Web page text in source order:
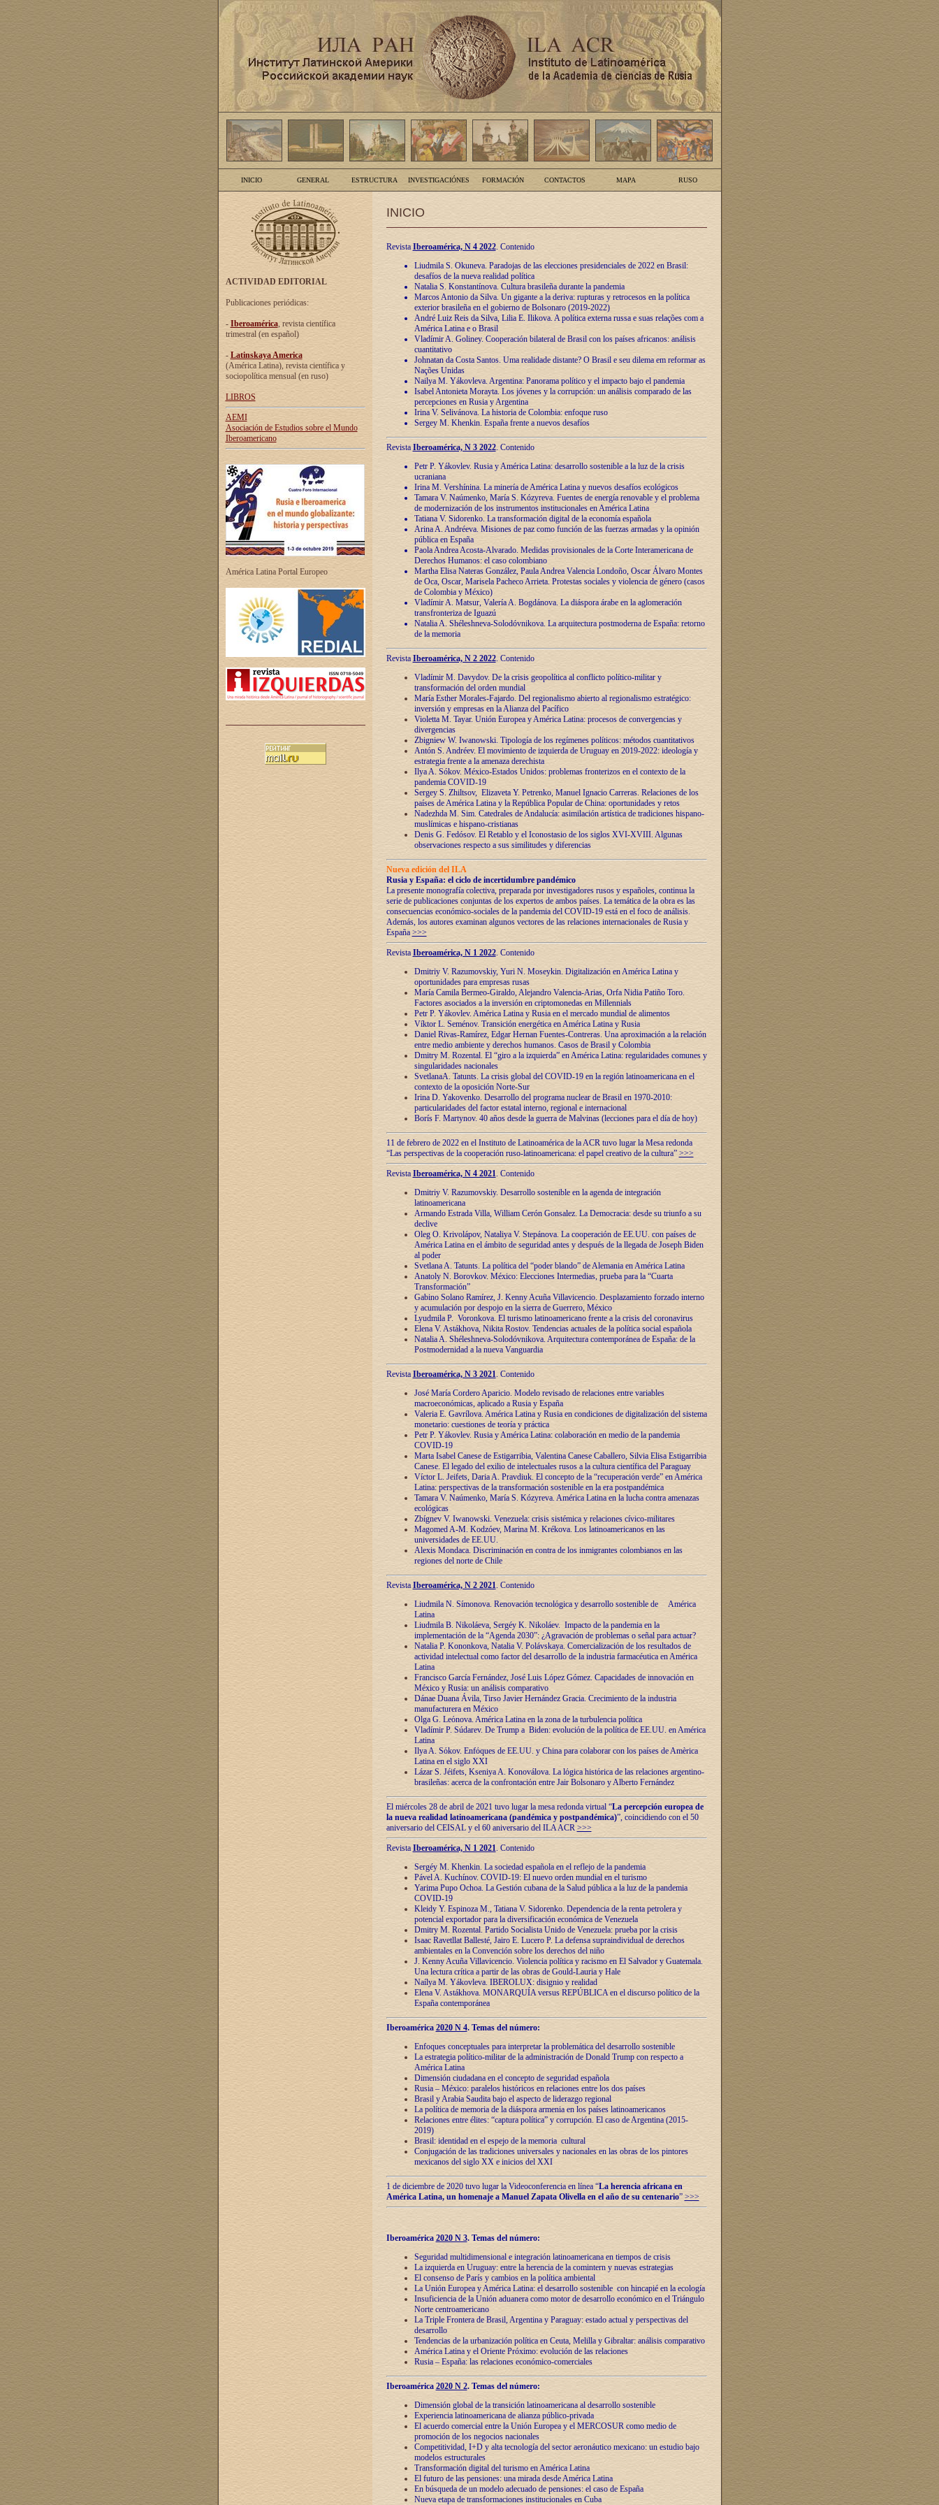
INICIO GENERAL ESTRUCTURA INVESTIGACIÓNES FORMACIÓN CONTACTOS MAPA RUSO
ACTIVIDAD EDITORIAL
Publicaciones periódicas:
- Iberoamérica, revista científica
trimestral (en español)
- Latinskaya America
(América Latina), revista científica y
sociopolítica mensual (en ruso)
LIBROS
AEMI
Asociación de Estudios sobre el Mundo
Iberoamericano
América Latina Portal Europeo
INICIO
Revista Iberoamérica, N 4 2022. Contenido
Liudmila S. Okuneva. Paradojas de las elecciones presidenciales de 2022 en Brasil:
desafíos de la nueva realidad política
Natalia S. Konstantínova. Cultura brasileña durante la pandemia
Marcos Antonio da Silva. Un gigante a la deriva: rupturas y retrocesos en la política
exterior brasileña en el gobierno de Bolsonaro (2019-2022)
André Luiz Reis da Silva, Lilia E. Ilikova. A política externa russa e suas relações com a
América Latina e o Brasil
Vladímir A. Goliney. Cooperación bilateral de Brasil con los países africanos: análisis
cuantitativo
Johnatan da Costa Santos. Uma realidade distante? O Brasil e seu dilema em reformar as
Nações Unidas
Nailya M. Yákovleva. Argentina: Panorama político y el impacto bajo el pandemia
Isabel Antonieta Morayta. Los jóvenes y la corrupción: un análisis comparado de las
percepciones en Rusia y Argentina
Irina V. Selivánova. La historia de Colombia: enfoque ruso
Sergey M. Khenkin. España frente a nuevos desafíos
Revista Iberoamérica, N 3 2022. Contenido
Petr P. Yákovlev. Rusia y América Latina: desarrollo sostenible a la luz de la crisis
ucraniana
Irina M. Vershínina. La minería de América Latina y nuevos desafíos ecológicos
Tamara V. Naúmenko, María S. Kózyreva. Fuentes de energía renovable y el problema
de modernización de los instrumentos institucionales en América Latina
Tatiana V. Sidorenko. La transformación digital de la economía española
Arina A. Andréeva. Misiones de paz como función de las fuerzas armadas y la opinión
pública en España
Paola Andrea Acosta-Alvarado. Medidas provisionales de la Corte Interamericana de
Derechos Humanos: el caso colombiano
Martha Elisa Nateras González, Paula Andrea Valencia Londoño, Oscar Álvaro Montes
de Oca, Oscar, Marisela Pacheco Arrieta. Protestas sociales y violencia de género (casos
de Colombia y México)
Vladímir A. Matsur, Valería A. Bogdánova. La diáspora árabe en la aglomeración
transfronteriza de Iguazú
Natalia A. Shéleshneva-Solodóvnikova. La arquitectura postmoderna de España: retorno
de la memoria
Revista Iberoamérica, N 2 2022. Contenido
Vladímir M. Davydov. De la crisis geopolítica al conflicto político-militar y
transformación del orden mundial
María Esther Morales-Fajardo. Del regionalismo abierto al regionalismo estratégico:
inversión y empresas en la Alianza del Pacífico
Violetta M. Tayar. Unión Europea y América Latina: procesos de convergencias y
divergencias
Zbigniew W. Iwanowski. Tipología de los regímenes políticos: métodos cuantitativos
Antón S. Andréev. El movimiento de izquierda de Uruguay en 2019-2022: ideología y
estrategia frente a la amenaza derechista
Ilya A. Sókov. México-Estados Unidos: problemas fronterizos en el contexto de la
pandemia COVID-19
Sergey S. Zhiltsov, Elizaveta Y. Petrenko, Manuel Ignacio Carreras. Relaciones de los
países de América Latina y la República Popular de China: oportunidades y retos
Nadezhda M. Sim. Catedrales de Andalucía: asimilación artística de tradiciones hispano-
muslímicas e hispano-cristianas
Denis G. Fedósov. El Retablo y el Iconostasio de los siglos XVI-XVIII. Algunas
observaciones respecto a sus similitudes y diferencias
Nueva edición del ILA
Rusia y España: el ciclo de incertidumbre pandémico
La presente monografía colectiva, preparada por investigadores rusos y españoles, continua la
serie de publicaciones conjuntas de los expertos de ambos países. La temática de la obra es las
consecuencias económico-sociales de la pandemia del COVID-19 está en el foco de análisis.
Además, los autores examinan algunos vectores de las relaciones internacionales de Rusia y
España >>>
Revista Iberoamérica, N 1 2022. Contenido
Dmitriy V. Razumovskiy, Yuri N. Moseykin. Digitalización en América Latina y
oportunidades para empresas rusas
María Camila Bermeo-Giraldo, Alejandro Valencia-Arias, Orfa Nidia Patiño Toro.
Factores asociados a la inversión en criptomonedas en Millennials
Petr P. Yákovlev. América Latina y Rusia en el mercado mundial de alimentos
Víktor L. Seménov. Transición energética en América Latina y Rusia
Daniel Rivas-Ramírez, Edgar Hernan Fuentes-Contreras. Una aproximación a la relación
entre medio ambiente y derechos humanos. Casos de Brasil y Colombia
Dmitry M. Rozental. El “giro a la izquierda” en América Latina: regularidades comunes y
singularidades nacionales
SvetlanaA. Tatunts. La crisis global del COVID-19 en la región latinoamericana en el
contexto de la oposición Norte-Sur
Irina D. Yakovenko. Desarrollo del programa nuclear de Brasil en 1970-2010:
particularidades del factor estatal interno, regional e internacional
Borís F. Martynov. 40 años desde la guerra de Malvinas (lecciones para el día de hoy)
11 de febrero de 2022 en el Instituto de Latinoamérica de la ACR tuvo lugar la Mesa redonda
“Las perspectivas de la cooperación ruso-latinoamericana: el papel creativo de la cultura” >>>
Revista Iberoamérica, N 4 2021. Contenido
Dmitriy V. Razumovskiy. Desarrollo sostenible en la agenda de integración
latinoamericana
Armando Estrada Villa, William Cerón Gonsalez. La Democracia: desde su triunfo a su
declive
Oleg O. Krivolápov, Nataliya V. Stepánova. La cooperación de EE.UU. con países de
América Latina en el ámbito de seguridad antes y después de la llegada de Joseph Biden
al poder
Svetlana A. Tatunts. La política del “poder blando” de Alemania en América Latina
Anatoly N. Borovkov. México: Elecciones Intermedias, prueba para la “Cuarta
Transformación”
Gabino Solano Ramírez, J. Kenny Acuña Villavicencio. Desplazamiento forzado interno
y acumulación por despojo en la sierra de Guerrero, México
Lyudmila P. Voronkova. El turismo latinoamericano frente a la crisis del coronavirus
Elena V. Astákhova, Nikita Rostov. Tendencias actuales de la política social española
Natalia A. Shéleshneva-Solodóvnikova. Arquitectura contemporánea de España: de la
Postmodernidad a la nueva Vanguardia
Revista Iberoamérica, N 3 2021. Contenido
José María Cordero Aparicio. Modelo revisado de relaciones entre variables
macroeconómicas, aplicado a Rusia y España
Valeria E. Gavrílova. América Latina y Rusia en condiciones de digitalización del sistema
monetario: cuestiones de teoría y práctica
Petr P. Yákovlev. Rusia y América Latina: colaboración en medio de la pandemia
COVID-19
Marta Isabel Canese de Estigarribia, Valentina Canese Caballero, Silvia Elisa Estigarribia
Canese. El legado del exilio de intelectuales rusos a la cultura científica del Paraguay
Víctor L. Jeifets, Daria A. Pravdiuk. El concepto de la “recuperación verde” en América
Latina: perspectivas de la transformación sostenible en la era postpandémica
Tamara V. Naúmenko, María S. Kózyreva. América Latina en la lucha contra amenazas
ecológicas
Zbígnev V. Iwanowski. Venezuela: crisis sistémica y relaciones cívico-militares
Magomed A-M. Kodzóev, Marina M. Krékova. Los latinoamericanos en las
universidades de EE.UU.
Alexis Mondaca. Discriminación en contra de los inmigrantes colombianos en las
regiones del norte de Chile
RevistaIberoamérica, N 2 2021. Contenido
Liudmila N. Símonova. Renovaciόn tecnolόgica y desarrollo sostenible de América
Latina
Liudmila B. Nikoláeva, Sergéy K. Nikoláev. Impacto de la pandemia en la
implementaciόn de la “Agenda 2030”: ¿Agravaciόn de problemas o señal para actuar?
Natalia P. Kononkova, Natalia V. Polávskaya. Comercializaciόn de los resultados de
actividad intelectual como factor del desarrollo de la industria farmacéutica en América
Latina
Francisco García Fernández, José Luis López Gómez. Capacidades de innovaciόn en
México y Rusia: un análisis comparativo
Dánae Duana Ávila, Tirso Javier Hernández Gracia. Crecimiento de la industria
manufacturera en México
Olga G. Leόnova. América Latina en la zona de la turbulencia política
Vladímir P. Súdarev. De Trump a Biden: evoluciόn de la política de EE.UU. en América
Latina
Ilya A. Sόkov. Enfόques de EE.UU. y China para colaborar con los países de Amèrica
Latina en el siglo XXI
Lázar S. Jéifets, Kseniya A. Konoválova. La lόgica histόrica de las relaciones argentino-
brasileñas: acerca de la confrontaciόn entre Jair Bolsonaro y Alberto Fernández
El miércoles 28 de abril de 2021 tuvo lugar la mesa redonda virtual “La percepción europea de
la nueva realidad latinoamericana (pandémica y postpandémica)”, coincidiendo con el 50
aniversario del CEISAL y el 60 aniversario del ILA ACR >>>
Revista Iberoamérica, N 1 2021. Contenido
Sergéy M. Khenkin. La sociedad española en el reflejo de la pandemia
Pável A. Kuchínov. COVID-19: El nuevo orden mundial en el turismo
Yarima Pupo Ochoa. La Gestión cubana de la Salud pública a la luz de la pandemia
COVID-19
Kleidy Y. Espinoza M., Tatiana V. Sidorenko. Dependencia de la renta petrolera y
potencial exportador para la diversificación económica de Venezuela
Dmitry M. Rozental. Partido Socialista Unido de Venezuela: prueba por la crisis
Isaac Ravetllat Ballesté, Jairo E. Lucero P. La defensa supraindividual de derechos
ambientales en la Convención sobre los derechos del niño
J. Kenny Acuña Villavicencio. Violencia política y racismo en El Salvador y Guatemala.
Una lectura crítica a partir de las obras de Gould-Lauria y Hale
Naílya M. Yákovleva. IBEROLUX: disignio y realidad
Elena V. Astákhova. MONARQUÍA versus REPÚBLICA en el discurso político de la
España contemporánea
Iberoamérica 2020 N 4. Temas del número:
Enfoques conceptuales para interpretar la problemática del desarrollo sostenible
La estrategia político-militar de la administración de Donald Trump con respecto a
América Latina
Dimensión ciudadana en el concepto de seguridad española
Rusia – México: paralelos históricos en relaciones entre los dos países
Brasil y Arabia Saudita bajo el aspecto de liderazgo regional
La política de memoria de la diáspora armenia en los países latinoamericanos
Relaciones entre élites: “captura política” y corrupción. El caso de Argentina (2015-
2019)
Brasil: identidad en el espejo de la memoria cultural
Conjugación de las tradiciones universales y nacionales en las obras de los pintores
mexicanos del siglo XX e inicios del XXI
1 de diciembre de 2020 tuvo lugar la Videoconferencia en línea “La herencia africana en
América Latina, un homenaje a Manuel Zapata Olivella en el año de su centenario” >>>
Iberoamérica 2020 N 3.Temas del número:
Seguridad multidimensional e integración latinoamericana en tiempos de crisis
La izquierda en Uruguay: entre la herencia de lа comintern y nuevas estrategias
El consenso de París y cambios en la política ambiental
La Unión Europea y América Latina: el desarrollo sostenible con hincapié en la ecología
Insuficiencia de la Unión aduanera como motor de desarrollo económico en el Triángulo
Norte centroamericano
La Triple Frontera de Brasil, Argentina y Paraguay: estado actual y perspectivas del
desarrollo
Tendencias de la urbanización política en Ceuta, Melilla y Gibraltar: análisis comparativo
América Latina y el Oriente Próximo: evolución de las relaciones
Rusia – España: las relaciones económico-comerciales
Iberoamérica 2020 N 2.Temas del número:
Dimensión global de la transición latinoamericana al desarrollo sostenible
Experiencia latinoamericana de alianza público-privada
El acuerdo comercial entre la Unión Europea y el MERCOSUR como medio de
promoción de los negocios nacionales
Competitividad, I+D y alta tecnología del sector aeronáutico mexicano: un estudio bajo
modelos estructurales
Transformación digital del turismo en América Latina
El futuro de las pensiones: una mirada desde América Latina
En búsqueda de un modelo adecuado de pensiones: el caso de España
Nueva etapa de transformaciones institucionales en Cuba